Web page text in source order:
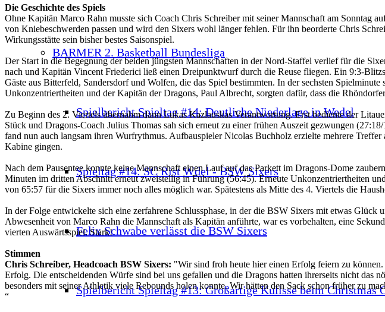
BARMER 2. Basketball Bundesliga
Spielbericht Spieltag #14: Deutliche Niederlage in Wedel
Spieltag #14: SC Rist Wdel - BSW Sixers
Felix Schwabe verlässt die BSW Sixers
Spielbericht Spieltag #13: Großartige Kulisse beim Christmas
Die Geschichte des Spiels
Ohne Kapitän Marco Rahn musste sich Coach Chris Schreiber mit seiner Mannschaft am Sonntag
von Kniebeschwerden passen und wird den Sixers wohl länger fehlen. Für ihn beorderte Chris
Wirkungsstätte sein bisher bestes Saisonspiel.
Der Start in die Begegnung der beiden jüngsten Mannschaften in der Nord-Staffel verlief für die
nach und Kapitän Vincent Friederici ließ einen Dreipunktwurf durch die Reuse fliegen. Ein 9:3-
Gäste aus Bitterfeld, Sandersdorf und Wolfen, die das Spiel bestimmten. In der sechsten
Unkonzentriertheiten und der Kapitän der Dragons, Paul Albrecht, sorgten dafür, dass die
Zu Beginn des 2. Viertels übernahm dann Lukas Kazlauskas Verantwortung. Erst bediente der
Stück und Dragons-Coach Julius Thomas sah sich erneut zu einer frühen Auszeit gezwungen
fand nun auch langsam ihren Wurfrythmus. Aufbauspieler Nicolas Buchholz erzielte mehrere
Kabine gingen.
Nach dem Pausentee konnte keine Mannschaft einen Lauf auf das Parkett im Dragons-Dome
Minuten im dritten Abschnitt erneut zweistellig in Führung (56:45). Erneute Unkonzentriertheiten
von 65:57 für die Sixers immer noch alles möglich war. Spätestens als Mitte des 4. Viertels die
In der Folge entwickelte sich eine zerfahrene Schlussphase, in der die BSW Sixers mit etwas
Abwesenheit von Marco Rahn die Mannschaft als Kapitän anführte, war es vorbehalten, eine
vierten Auswärtsspiel. Stark!
Stimmen
Chris Schreiber, Headcoach BSW Sixers: "Wir sind froh heute hier einen Erfolg feiern zu
Erfolg. Die entscheidenden Würfe sind bei uns gefallen und die Dragons hatten ihrerseits nicht
besonders mit seiner Athletik viele Rebounds holen konnte. Wir hätten den Sack schon früher zu
“